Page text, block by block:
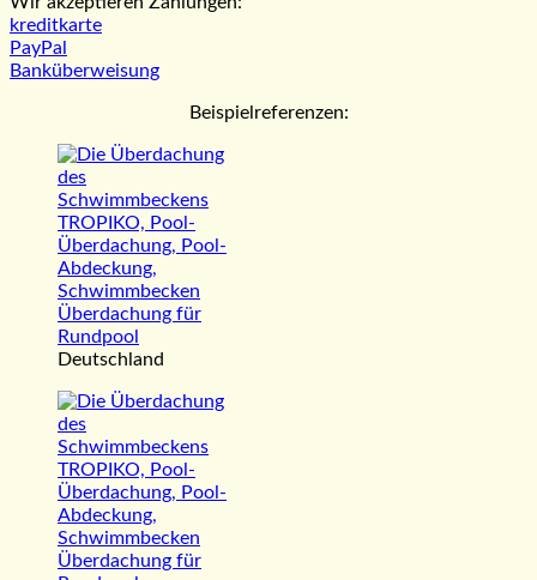
kreditkarte
PayPal
Banküberweisung
Beispielreferenzen:
Deutschland